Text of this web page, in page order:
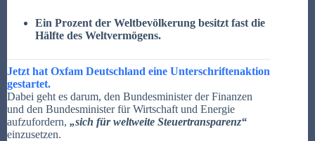
Ein Prozent der Weltbevölkerung besitzt fast die
Hälfte des Weltvermögens.
Jetzt hat Oxfam Deutschland eine Unterschriftenaktion
gestartet.
Dabei geht es darum, den Bundesminister der Finanzen
und den Bundesminister für Wirtschaft und Energie
aufzufordern, „sich für weltweite Steuertransparenz“
einzusetzen.